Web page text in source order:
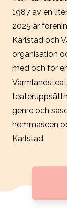
1987 av en
2025 är
Karlstad och
organisation
med och för
genre och
hemmascen
Karlstad.